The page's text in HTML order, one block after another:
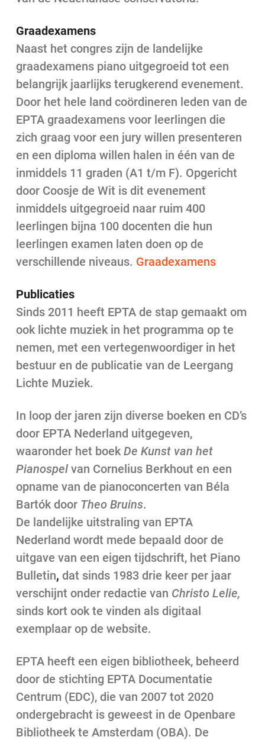
Graadexamens
Naast het congres zijn de landelijke
graadexamens piano uitgegroeid tot een
belangrijk jaarlijks terugkerend evenement.
Door het hele land coördineren leden van de
EPTA graadexamens voor leerlingen die
zich graag voor een jury willen presenteren
en een diploma willen halen in één van de
inmiddels 11 graden (A1 t/m F). Opgericht
door Coosje de Wit is dit evenement
inmiddels uitgegroeid naar ruim 400
leerlingen bijna 100 docenten die hun
leerlingen examen laten doen op de
verschillende niveaus. Graadexamens
Publicaties
Sinds 2011 heeft EPTA de stap gemaakt om
ook lichte muziek in het programma op te
nemen, met een vertegenwoordiger in het
bestuur en de publicatie van de Leergang
Lichte Muziek.
In loop der jaren zijn diverse boeken en CD’s
door EPTA Nederland uitgegeven,
waaronder het boekDe Kunst van het
Pianospel van Cornelius Berkhout en een
opname van de pianoconcerten van Béla
Bartók door Theo Bruins.
De landelijke uitstraling van EPTA
Nederland wordt mede bepaald door de
uitgave van een eigen tijdschrift, het Piano
Bulletin, dat sinds 1983 drie keer per jaar
verschijnt onder redactie van Christo Lelie,
sinds kort ook te vinden als digitaal
exemplaar op de website.
EPTA heeft een eigen bibliotheek, beheerd
door de stichting EPTA Documentatie
Centrum (EDC), die van 2007 tot 2020
ondergebracht is geweest in de Openbare
Bibliotheek te Amsterdam (OBA). De